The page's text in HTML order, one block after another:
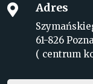
 Adres
61-826
( centrum